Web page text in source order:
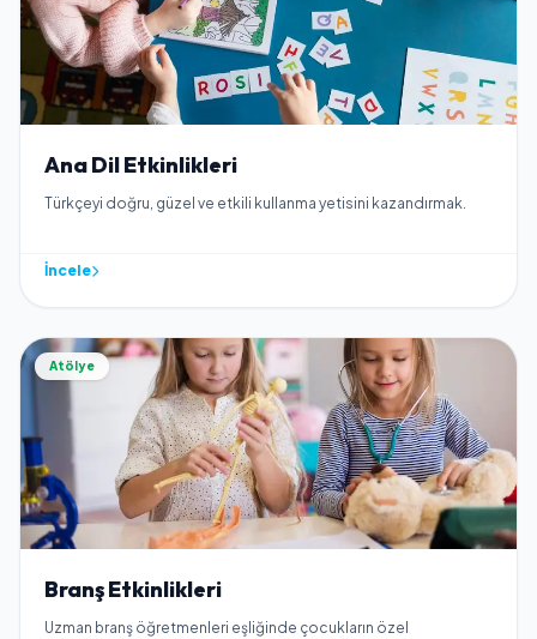
Ana Dil Etkinlikleri
Türkçeyi doğru, güzel ve etkili kullanma yetisini kazandırmak.
İncele
Atölye
Branş Etkinlikleri
Uzman branş öğretmenleri eşliğinde çocukların özel